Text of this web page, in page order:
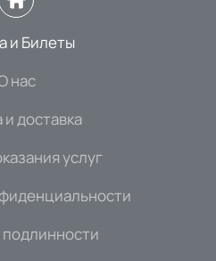
и Билеты
нас
доставка
услуг
подлинности